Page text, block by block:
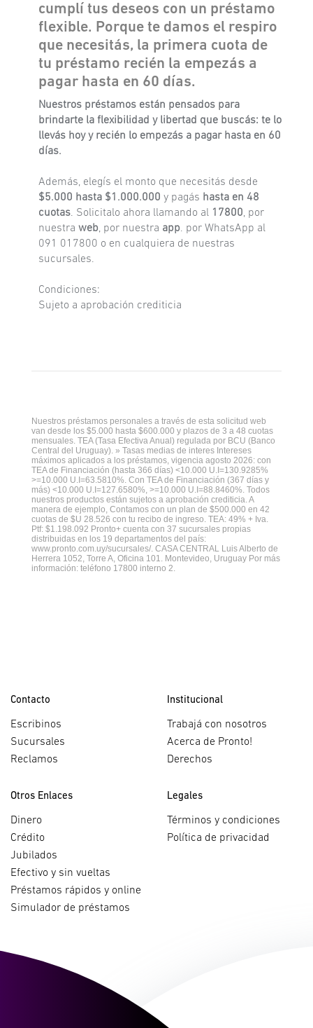
cumplí tus deseos con un préstamo
flexible. Porque te damos el respiro
que necesitás, la primera cuota de
tu préstamo recién la empezás a
pagar hasta en 60 días.
Nuestros préstamos están pensados para
brindarte la flexibilidad y libertad que buscás: te lo
llevás hoy y recién lo empezás a pagar hasta en 60
días.
Además, elegís el monto que necesitás desde
$5.000 hasta $1.000.000 y pagás hasta en 48
cuotas. Solicitalo ahora llamando al 17800, por
nuestra web, por nuestra app. por WhatsApp al
091 017800 o en cualquiera de nuestras
sucursales.
Condiciones:
Sujeto a aprobación crediticia
Nuestros préstamos personales a través de esta solicitud web
van desde los $5.000 hasta $600.000 y plazos de 3 a 48 cuotas
mensuales. TEA (Tasa Efectiva Anual) regulada por BCU (Banco
Central del Uruguay). » Tasas medias de interes Intereses
máximos aplicados a los préstamos, vigencia agosto 2026: con
TEA de Financiación (hasta 366 días) <10.000 U.I=130.9285%
>=10.000 U.I=63.5810%. Con TEA de Financiación (367 días y
más) <10.000 U.I=127.6580%, >=10.000 U.I=88.8460%. Todos
nuestros productos están sujetos a aprobación crediticia. A
manera de ejemplo, Contamos con un plan de $500.000 en 42
cuotas de $U 28.526 con tu recibo de ingreso. TEA: 49% + Iva.
Ptf: $1.198.092 Pronto+ cuenta con 37 sucursales propias
distribuidas en los 19 departamentos del país:
www.pronto.com.uy/sucursales/. CASA CENTRAL Luis Alberto de
Herrera 1052, Torre A, Oficina 101. Montevideo, Uruguay Por más
información: teléfono 17800 interno 2.
Contacto
Escribinos
Sucursales
Reclamos
Institucional
Trabajá con nosotros
Acerca de Pronto!
Derechos
Otros Enlaces
Dinero
Crédito
Jubilados
Efectivo y sin vueltas
Préstamos rápidos y online
Simulador de préstamos
Legales
Términos y condiciones
Política de privacidad